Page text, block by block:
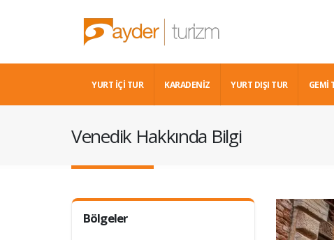
YURT İÇİ TUR KARADENIZ YURT DIŞI TUR GEMİ
Venedik Hakkında Bilgi
Bölgeler